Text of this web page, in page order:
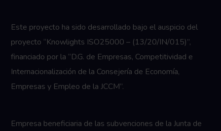
Este proyecto ha sido desarrollado bajo el auspicio del
proyecto “Knowlights ISO25000 – (13/20/IN/015)”,
financiado por la “D.G. de Empresas, Competitividad e
Internacionalización de la Consejería de Economía,
Empresas y Empleo de la JCCM”.
Empresa beneficiaria de las subvenciones de la Junta de